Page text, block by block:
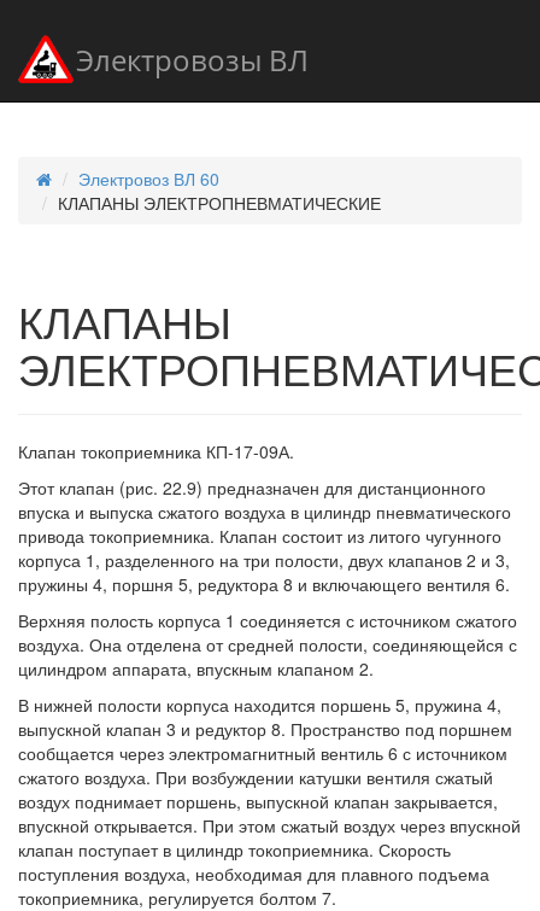
Электровозы ВЛ
Электровоз ВЛ 60
КЛАПАНЫ ЭЛЕКТРОПНЕВМАТИЧЕСКИЕ
КЛАПАНЫ
Клапан токоприемника КП-17-09А.
Этот клапан (рис. 22.9) предназначен для дистанционного
впуска и выпуска сжатого воздуха в цилиндр пневматического
привода токоприемника. Клапан состоит из литого чугунного
корпуса 1, разделенного на три полости, двух клапанов 2 и 3,
пружины 4, поршня 5, редуктора 8 и включающего вентиля 6.
Верхняя полость корпуса 1 соединяется с источником сжатого
воздуха. Она отделена от средней полости, соединяющейся с
цилиндром аппарата, впускным клапаном 2.
В нижней полости корпуса находится поршень 5, пружина 4,
выпускной клапан 3 и редуктор 8. Пространство под поршнем
сообщается через электромагнитный вентиль 6 с источником
сжатого воздуха. При возбуждении катушки вентиля сжатый
воздух поднимает поршень, выпускной клапан закрывается,
впускной открывается. При этом сжатый воздух через впускной
клапан поступает в цилиндр токоприемника. Скорость
поступления воздуха, необходимая для плавного подъема
токоприемника, регулируется болтом 7.